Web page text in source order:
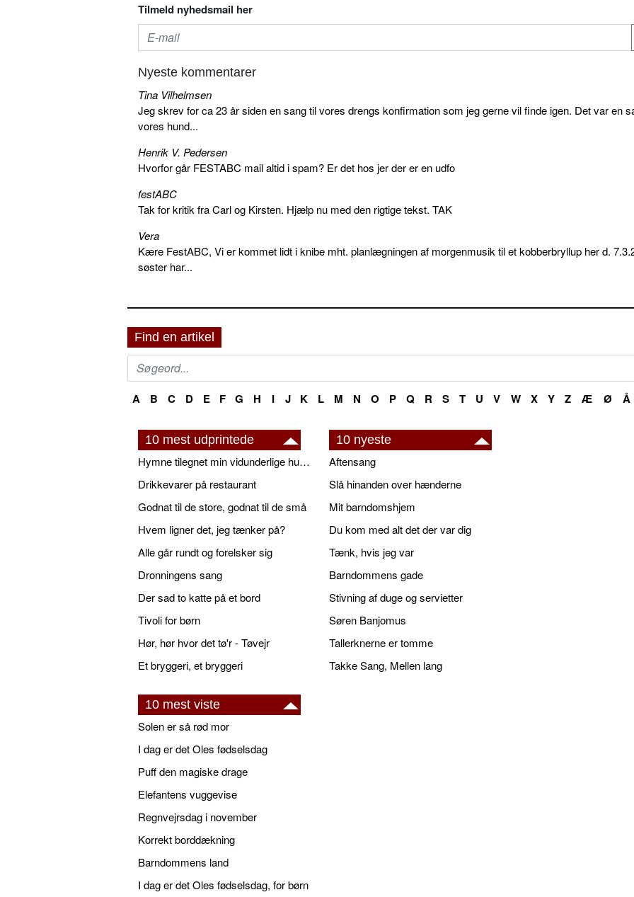
Tilmeld nyhedsmail her
Nyeste kommentarer
Tina Vilhelmsen
Jeg skrev for ca 23 år siden en sang til vores drengs konfirmation som jeg gerne vil finde igen. Det var en
vores hund...
Henrik V. Pedersen
Hvorfor går FESTABC mail altid i spam? Er det hos jer der er en udfo
festABC
Tak for kritik fra Carl og Kirsten. Hjælp nu med den rigtige tekst. TAK
Vera
Kære FestABC, Vi er kommet lidt i knibe mht. planlægningen af morgenmusik til et kobberbryllup her d.
søster har...
Find en artikel
A B C D E F G H I J K L M N O P Q R S T U V W X Y Z Æ Ø Å
10 mest udprintede
Hymne tilegnet min vidunderlige husbond
Drikkevarer på restaurant
Godnat til de store, godnat til de små
Hvem ligner det, jeg tænker på?
Alle går rundt og forelsker sig
Dronningens sang
Der sad to katte på et bord
Tivoli for børn
Hør, hør hvor det tø'r - Tøvejr
Et bryggeri, et bryggeri
10 nyeste
Aftensang
Slå hinanden over hænderne
Mit barndomshjem
Du kom med alt det der var dig
Tænk, hvis jeg var
Barndommens gade
Stivning af duge og servietter
Søren Banjomus
Tallerknerne er tomme
Takke Sang, Mellen lang
10 mest viste
Solen er så rød mor
I dag er det Oles fødselsdag
Puff den magiske drage
Elefantens vuggevise
Regnvejrsdag i november
Korrekt borddækning
Barndommens land
I dag er det Oles fødselsdag, for børn